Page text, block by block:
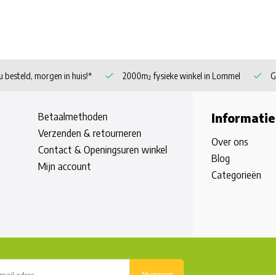
besteld, morgen in huis!* 2000m² fysieke winkel in Lommel
Betaalmethoden
Verzenden & retourneren
Contact & Openingsuren winkel
Mijn account
Informatie
Over ons
Blog
Categorieën